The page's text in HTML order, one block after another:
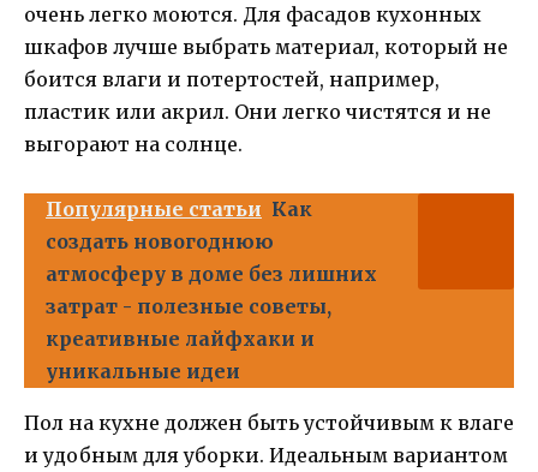
очень легко моются. Для фасадов кухонных
шкафов лучше выбрать материал, который не
боится влаги и потертостей, например,
пластик или акрил. Они легко чистятся и не
выгорают на солнце.
Популярные статьи Как
создать новогоднюю
атмосферу в доме без лишних
затрат - полезные советы,
креативные лайфхаки и
уникальные идеи
Пол на кухне должен быть устойчивым к влаге
и удобным для уборки. Идеальным вариантом